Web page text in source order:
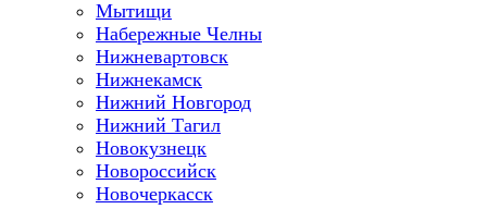
Мытищи
Набережные Челны
Нижневартовск
Нижнекамск
Нижний Новгород
Нижний Тагил
Новокузнецк
Новороссийск
Новочеркасск